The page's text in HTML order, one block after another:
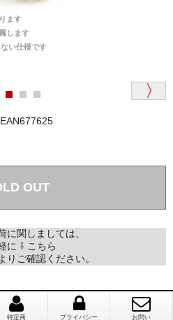
しますのでお客様のご負担
らいの期間がかかります
で、決済確認後、２～４
。
間がかかり、納期が遅れる
ですか？
おりますため、仕入先へ発
けかねます。
様 （男性）
ョップで一番信用出来
様 （女性）
丁寧に書かれていたこ
品など）」
様 （女性）
までメールを何度か頂
ます
します
い仕様です
OUT
に関しましては、
に ⇩ こちら
りご確認ください。
特定商 プライバシー お問い